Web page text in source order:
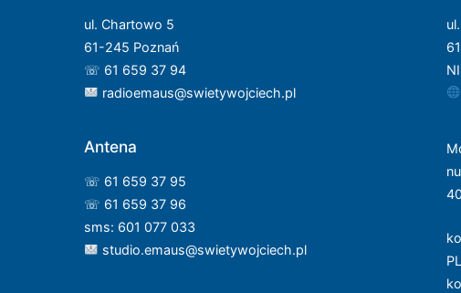
ul. Chartowo 5
61-245 Poznań
☏ 61 659 37 94
radioemaus@swietywojciech.pl
Antena
☏ 61 659 37 95
☏ 61 659 37 96
sms: 601 077 033
studio.emaus@swietywojciech.pl